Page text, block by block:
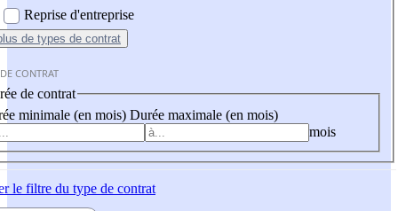
Reprise d'entreprise
de types de contrat
CONTRAT
de contrat
minimale (en mois) Durée maximale (en mois)
mois
le filtre du type de contrat